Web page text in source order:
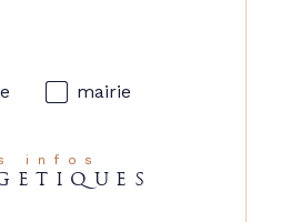
mairie
infos